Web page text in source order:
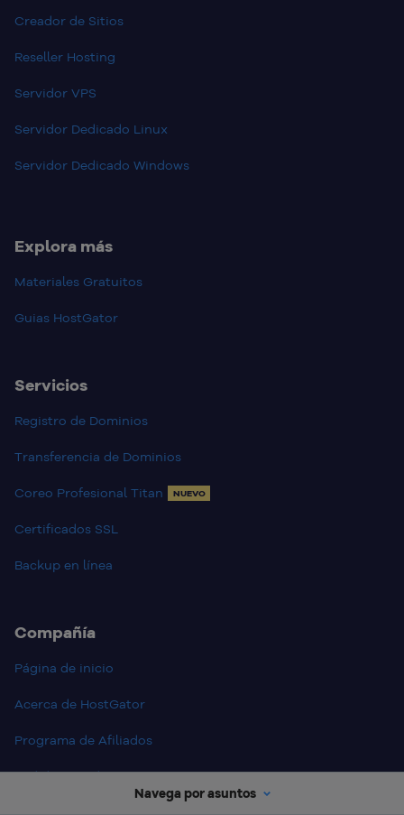
Navega por asuntos
Creador de Sitios
Reseller Hosting
Servidor VPS
Servidor Dedicado Linux
Servidor Dedicado Windows
Explora más
Materiales Gratuitos
Guias HostGator
Servicios
Registro de Dominios
Transferencia de Dominios
Coreo Profesional Titan NUEVO
Certificados SSL
Backup en línea
Compañía
Página de inicio
Acerca de HostGator
Programa de Afiliados
Red de Servidores